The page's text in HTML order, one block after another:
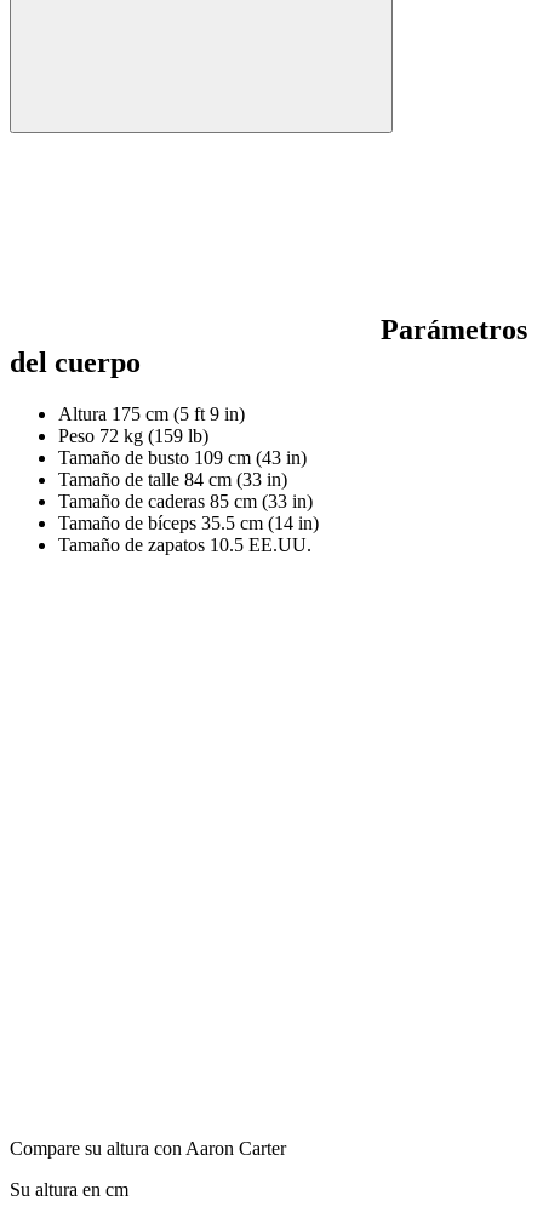
Parámetros
del cuerpo
Altura 175 cm (5 ft 9 in)
Peso 72 kg (159 lb)
Tamaño de busto 109 cm (43 in)
Tamaño de talle 84 cm (33 in)
Tamaño de caderas 85 cm (33 in)
Tamaño de bíceps 35.5 cm (14 in)
Tamaño de zapatos 10.5 EE.UU.
Compare su altura con Aaron Carter
Su altura en cm